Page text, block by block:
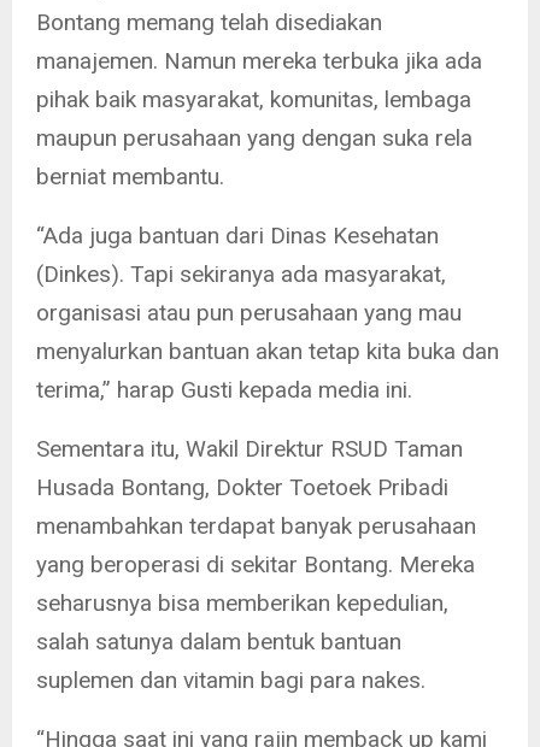
Bontang memang telah disediakan
manajemen. Namun mereka terbuka jika ada
pihak baik masyarakat, komunitas, lembaga
maupun perusahaan yang dengan suka rela
berniat membantu.
“Ada juga bantuan dari Dinas Kesehatan
(Dinkes). Tapi sekiranya ada masyarakat,
organisasi atau pun perusahaan yang mau
menyalurkan bantuan akan tetap kita buka dan
terima,” harap Gusti kepada media ini.
Sementara itu, Wakil Direktur RSUD Taman
Husada Bontang, Dokter Toetoek Pribadi
menambahkan terdapat banyak perusahaan
yang beroperasi di sekitar Bontang. Mereka
seharusnya bisa memberikan kepedulian,
salah satunya dalam bentuk bantuan
suplemen dan vitamin bagi para nakes.
“Hingga saat ini yang rajin memback up kami